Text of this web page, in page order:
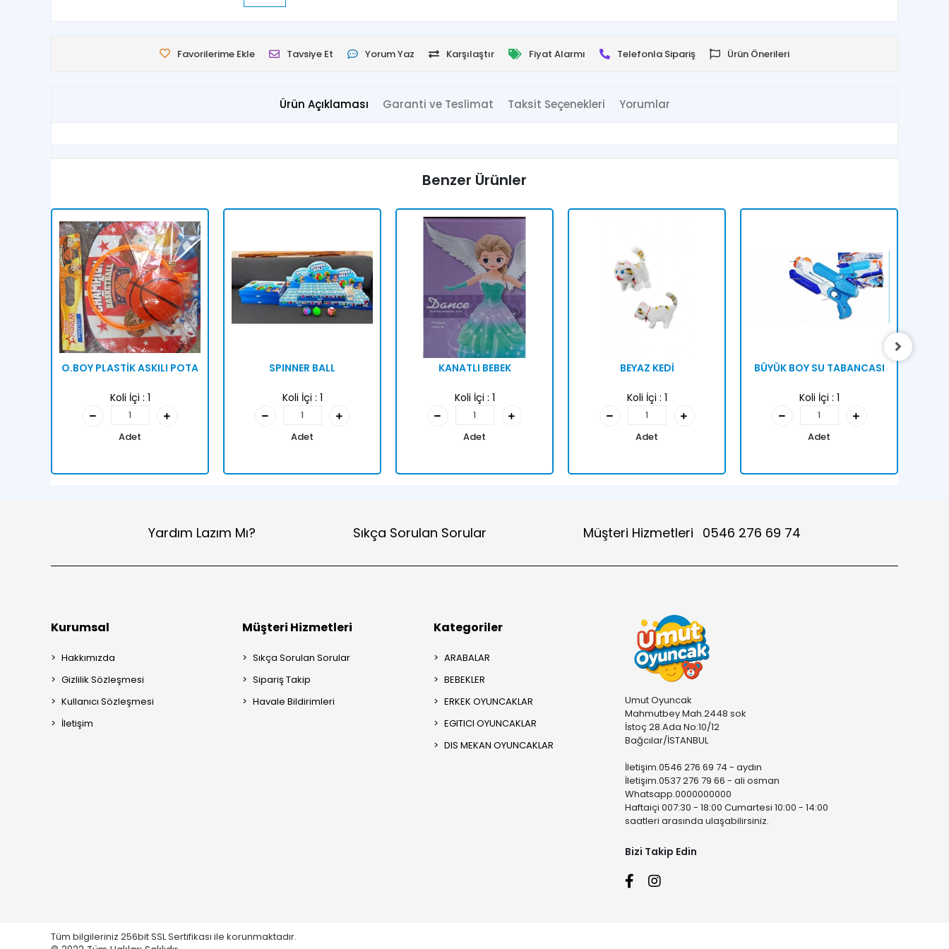
Favorilerime Ekle Tavsiye Et Yorum Yaz Karşılaştır Fiyat Alarmı Telefonla Sipariş Ürün Önerileri
Ürün Açıklaması Garanti ve Teslimat Taksit Seçenekleri Yorumlar
Benzer Ürünler
O.BOY PLASTİK ASKILI POTA
Koli İçi : 1
Adet
SPINNER BALL
Koli İçi : 1
Adet
KANATLI BEBEK
Koli İçi : 1
Adet
BEYAZ KEDİ
Koli İçi : 1
Adet
BÜYÜK BOY SU TABANCASI
Koli İçi : 1
Adet
Yardım Lazım Mı? Sıkça Sorulan Sorular Müşteri Hizmetleri 0546 276 69 74
Kurumsal
Hakkımızda
Gizlilik Sözleşmesi
Kullanıcı Sözleşmesi
İletişim
Müşteri Hizmetleri
Sıkça Sorulan Sorular
Sipariş Takip
Havale Bildirimleri
Kategoriler
ARABALAR
BEBEKLER
ERKEK OYUNCAKLAR
EGITICI OYUNCAKLAR
DIS MEKAN OYUNCAKLAR
Umut Oyuncak
Mahmutbey Mah.2448 sok
İstoç 28.Ada No:10/12
Bağcılar/İSTANBUL
İletişim.0546 276 69 74 - aydın
İletişim.0537 276 79 66 - ali osman
Whatsapp.0000000000
Haftaiçi 007:30 - 18:00 Cumartesi 10:00 - 14:00
saatleri arasında ulaşabilirsiniz.
Bizi Takip Edin
Tüm bilgileriniz 256bit SSL Sertifikası ile korunmaktadır.